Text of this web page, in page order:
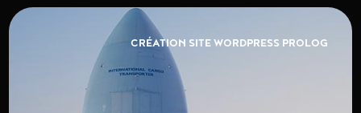
CRÉATION SITE WORDPRESS PROLOG